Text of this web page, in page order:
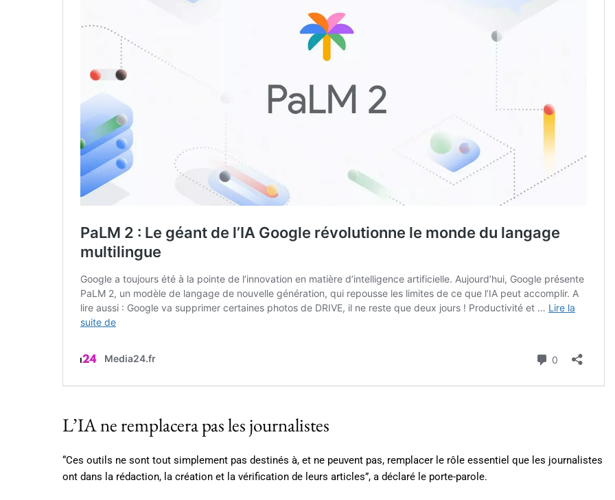
L’IA ne remplacera pas les journalistes
“Ces outils ne sont tout simplement pas destinés à, et ne peuvent pas, remplacer le rôle essentiel que les journalistes
ont dans la rédaction, la création et la vérification de leurs articles”, a déclaré le porte-parole.